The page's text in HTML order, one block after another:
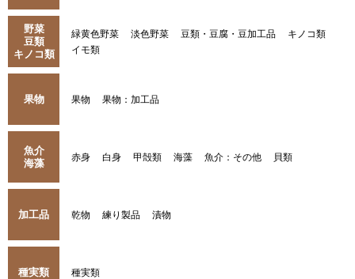
野菜
豆類
キノコ類
緑黄色野菜 淡色野菜 豆類・豆腐・豆加工品
キノコ類
イモ類
果物 果物 果物：加工品
魚介
海藻
赤身 白身 甲殻類 海藻 魚介：その他 貝類
加工品 乾物 練り製品 漬物
種実類 種実類